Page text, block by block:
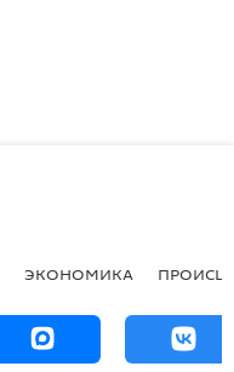
ЭКОНОМИКА